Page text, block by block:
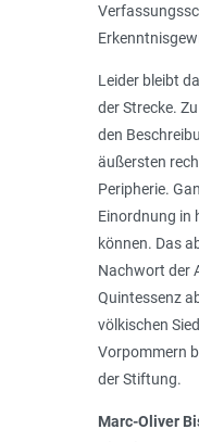
Leider bleibt
der Strecke.
den
äußersten
Peripherie.
Einordnung in
können. Das
Nachwort der
Quintessenz
völkischen
Vorpommern
der Stiftung.
Marc-Oliver